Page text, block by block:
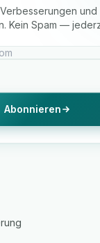
und
Kein Spam —
Abonnieren